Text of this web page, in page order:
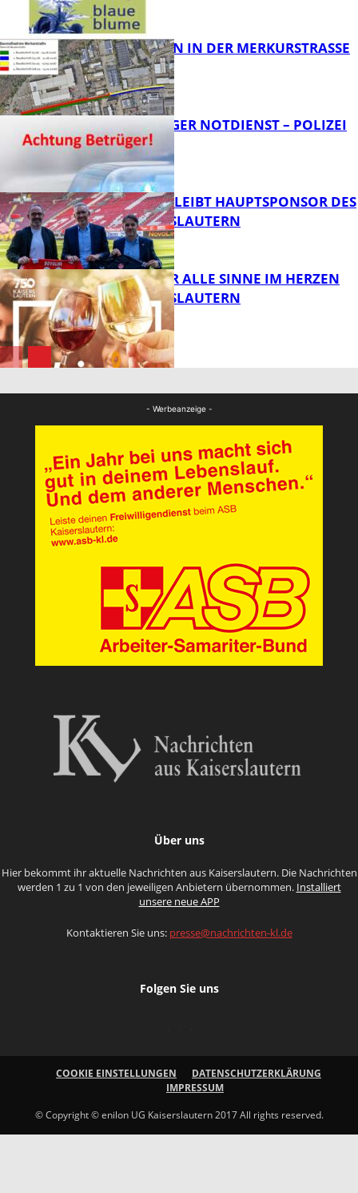
FB Kultur
BAUARBEITEN IN DER MERKURSTRASSE
FB News
FRAGWÜRDIGER NOTDIENST – POLIZEI
WARNT
FB News
NOVOLINE BLEIBT HAUPTSPONSOR DES
1. FC KAISERSLAUTERN
GENÜSSE FÜR ALLE SINNE IM HERZEN
VON KAISERSLAUTERN
- Werbeanzeige -
Über uns
Hier bekommt ihr aktuelle Nachrichten aus Kaiserslautern. Die Nachrichten
werden 1 zu 1 von den jeweiligen Anbietern übernommen. Installiert
unsere neue APP
Kontaktieren Sie uns: presse@nachrichten-kl.de
Folgen Sie uns
COOKIE EINSTELLUNGEN
DATENSCHUTZERKLÄRUNG
IMPRESSUM
© Copyright © enilon UG Kaiserslautern 2017 All rights reserved.